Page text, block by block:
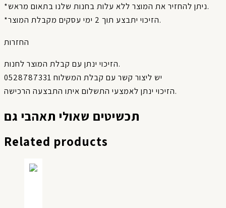
*ניתן להחזיר את המוצר ללא עלות בחנות שלנו בתאום מראש.
*הזיכוי יתבצע תוך 2 ימי עסקים מקבלת המוצר.
החזרות
הזיכוי ינתן עם קבלת המוצר לחנות.
יש ליצור קשר עם קבלת המשלוח 0528787331
הזיכוי ינתן לאמצעי התשלום איתו התבצעה הרכישה.
תכשיטים שאולי תאהבי גם
Related products